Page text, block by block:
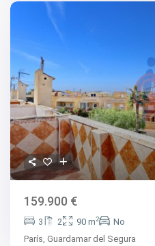
159.900 €
3 2 90 m2
No
París,Guardamar del Segura